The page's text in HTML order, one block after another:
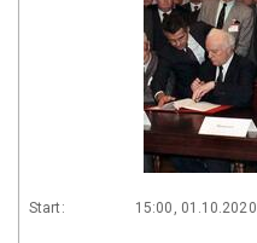
Start: 15:00, 01.10.2020